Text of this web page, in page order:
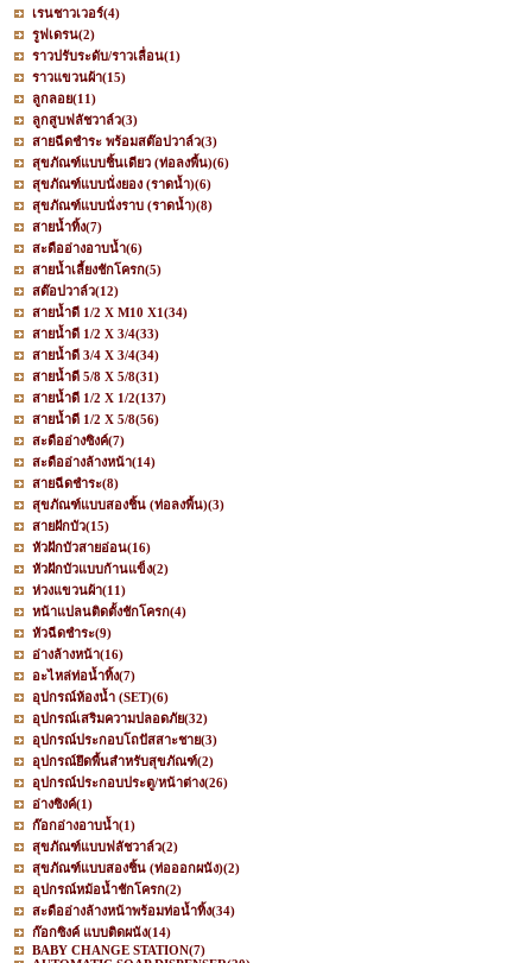
เรนชาวเวอร์(4)
รูฟเดรน(2)
ราวปรับระดับ/ราวเลื่อน(1)
ราวแขวนผ้า(15)
ลูกลอย(11)
ลูกสูบฟลัชวาล์ว(3)
สายฉีดชำระ พร้อมสต๊อปวาล์ว(3)
สุขภัณฑ์แบบชิ้นเดียว (ท่อลงพื้น)(6)
สุขภัณฑ์แบบนั่งยอง (ราดน้ำ)(6)
สุขภัณฑ์แบบนั่งราบ (ราดน้ำ)(8)
สายน้ำทิ้ง(7)
สะดืออ่างอาบน้ำ(6)
สายน้ำเลี้ยงชักโครก(5)
สต๊อปวาล์ว(12)
สายน้ำดี 1/2 X M10 X1(34)
สายน้ำดี 1/2 X 3/4(33)
สายน้ำดี 3/4 X 3/4(34)
สายน้ำดี 5/8 X 5/8(31)
สายน้ำดี 1/2 X 1/2(137)
สายน้ำดี 1/2 X 5/8(56)
สะดืออ่างซิงค์(7)
สะดืออ่างล้างหน้า(14)
สายฉีดชำระ(8)
สุขภัณฑ์แบบสองชิ้น (ท่อลงพื้น)(3)
สายฝักบัว(15)
หัวฝักบัวสายอ่อน(16)
หัวฝักบัวแบบก้านแข็ง(2)
ห่วงแขวนผ้า(11)
หน้าแปลนติดตั้งชักโครก(4)
หัวฉีดชำระ(9)
อ่างล้างหน้า(16)
อะไหล่ท่อน้ำทิ้ง(7)
อุปกรณ์ห้องน้ำ (SET)(6)
อุปกรณ์เสริมความปลอดภัย(32)
อุปกรณ์ประกอบโถปัสสาะชาย(3)
อุปกรณ์ยึดพื้นสำหรับสุขภัณฑ์(2)
อุปกรณ์ประกอบประตู/หน้าต่าง(26)
อ่างซิงค์(1)
ก๊อกอ่างอาบน้ำ(1)
สุขภัณฑ์แบบฟลัชวาล์ว(2)
สุขภัณฑ์แบบสองชิ้น (ท่อออกผนัง)(2)
อุปกรณ์หม้อน้ำชักโครก(2)
สะดืออ่างล้างหน้าพร้อมท่อน้ำทิ้ง(34)
ก๊อกซิงค์ แบบติดผนัง(14)
BABY CHANGE STATION(7)